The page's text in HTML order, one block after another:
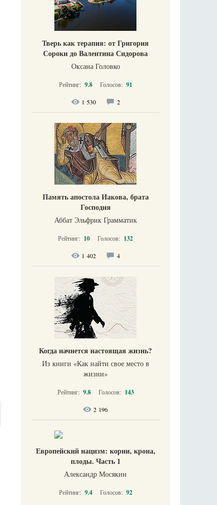
Тверь как терапия: от Григория
Сороки до Валентина Сидорова
Оксана Головко
Рейтинг: 9.8 Голосов: 91
1 530 2
Память апостола Иакова, брата
Господня
Аббат Эльфрик Грамматик
Рейтинг: 10 Голосов: 132
1 402 4
Когда начнется настоящая жизнь?
Из книги «Как найти свое место в
жизни​»
Рейтинг: 9.8 Голосов: 143
2 196
Европейский нацизм: корни, крона,
плоды. Часть 1
Александр Мосякин
Рейтинг: 9.4 Голосов: 92